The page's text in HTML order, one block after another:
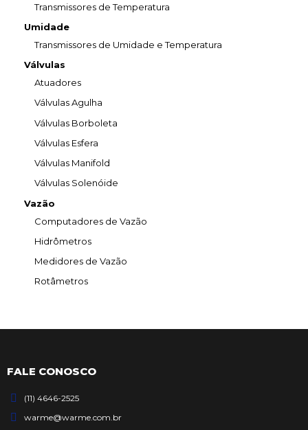
Transmissores de Temperatura
Umidade
Transmissores de Umidade e Temperatura
Válvulas
Atuadores
Válvulas Agulha
Válvulas Borboleta
Válvulas Esfera
Válvulas Manifold
Válvulas Solenóide
Vazão
Computadores de Vazão
Hidrômetros
Medidores de Vazão
Rotâmetros
FALE CONOSCO
(11) 4646-2525
warme@warme.com.br